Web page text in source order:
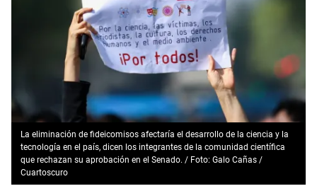
La eliminación de fideicomisos afectaría el desarrollo de la ciencia y la
tecnología en el país, dicen los integrantes de la comunidad científica
que rechazan su aprobación en el Senado. / Foto: Galo Cañas /
Cuartoscuro